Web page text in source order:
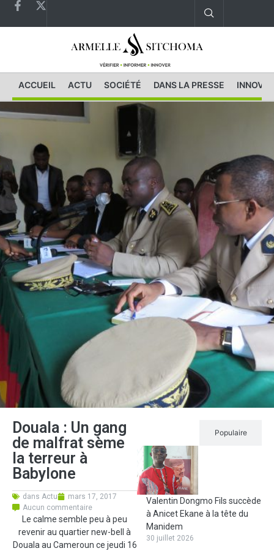
ACCUEIL ACTU SOCIÉTÉ DANS LA PRESSE
Douala : Un gang
de malfrat sème
la terreur à
Babylone
dans Actu
mars 17, 2017
Aucun commentaire
Le calme semble peu à peu
revenir au quartier new-bell à
Douala au Cameroun ce jeudi 16
Populaire
Valentin Dongmo Fils succède
à Anicet Ekane à la tête du
Manidem
30 juillet 2026